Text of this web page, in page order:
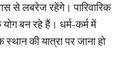
से लबरेज रहेंगे। पारिवारिक
बन रहे हैं। धर्म-कर्म में
स्थान की यात्रा पर जाना हो